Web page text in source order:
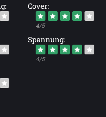
Cover:
4/5
Spannung:
4/5